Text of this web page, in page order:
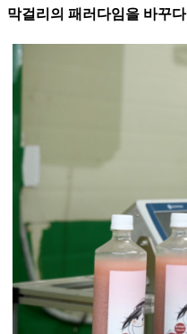
막걸리의 패러다임을 바꾸다